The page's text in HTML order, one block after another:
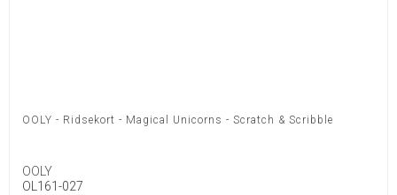
OOLY - Ridsekort - Magical Unicorns - Scratch & Scribble
OOLY
OL161-027